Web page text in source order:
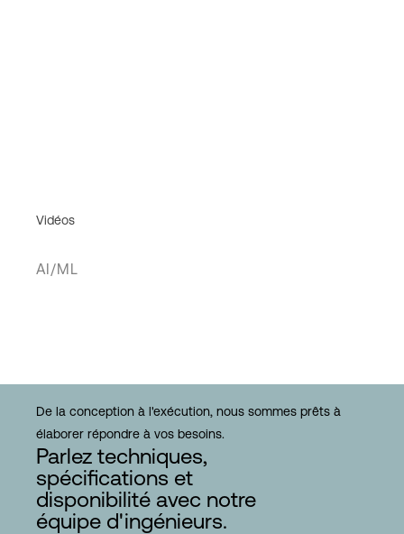
Vidéos
AI/ML
De la conception à l'exécution, nous sommes prêts à
élaborer répondre à vos besoins.
Parlez techniques,
spécifications et
disponibilité avec notre
équipe d'ingénieurs.